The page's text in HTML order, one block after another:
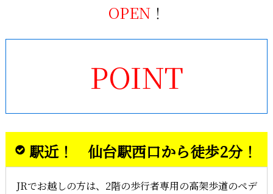
OPEN！
POINT
駅近！ 仙台駅西口から徒歩2分！
JRでお越しの方は、2階の歩行者専用の高架歩道のペデ